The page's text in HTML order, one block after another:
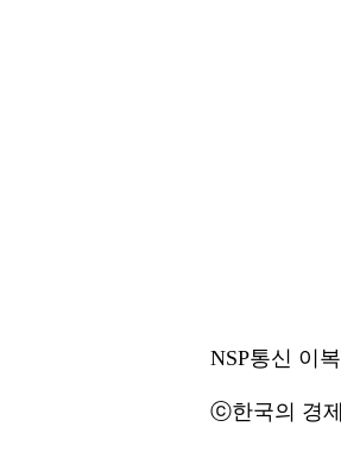
NSP통신 이
ⓒ한국의 경제